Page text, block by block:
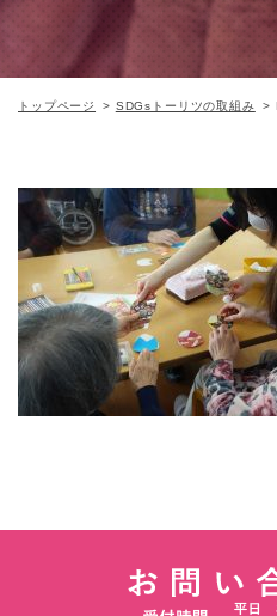
トップページ SDGsトーリツの取組み